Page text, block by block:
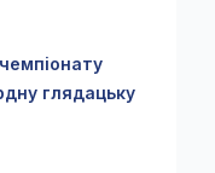
глядацьку